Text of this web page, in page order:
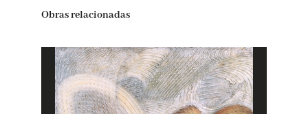
Obras relacionadas